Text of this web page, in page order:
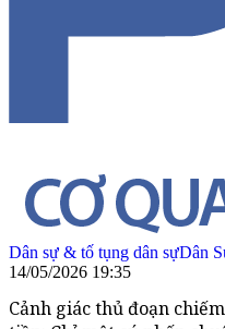
Dân sự & tố tụng dân sựDân
14/05/2026 19:35
Cảnh giác thủ đoạn